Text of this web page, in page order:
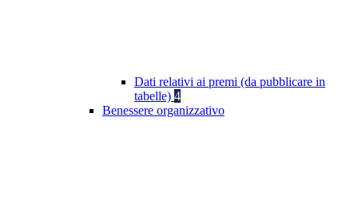
Dati relativi ai premi (da pubblicare in
tabelle) 4
Benessere organizzativo